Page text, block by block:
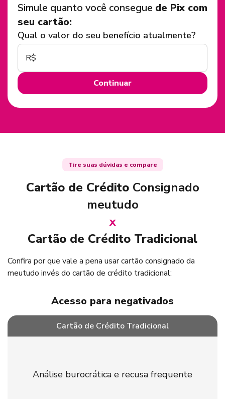
Simule quanto você consegue de Pix com
seu cartão:
Qual o valor do seu benefício atualmente?
R$
Continuar
à margem disponível. Utilize seu crédito apenas quando
Tire suas dúvidas e compare
Cartão de Crédito Consignado
meutudo
x
Cartão de Crédito Tradicional
Confira por que vale a pena usar cartão consignado da
meutudo invés do cartão de crédito tradicional:
Acesso para negativados
Cartão de Crédito Tradicional
Análise burocrática e recusa frequente